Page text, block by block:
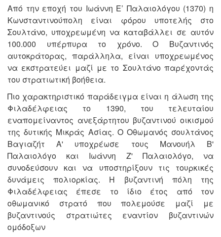
Από την εποχή του Ιωάννη Ε’ Παλαιολόγου (1370) η
Κωνσταντινούπολη είναι φόρου υποτελής στο
Σουλτάνο, υποχρεωμένη να καταβάλλει σε αυτόν
100.000 υπέρπυρα το χρόνο. Ο Βυζαντινός
αυτοκράτορας, παράλληλα, είναι υποχρεωμένος
να εκστρατεύει μαζί με το Σουλτάνο παρέχοντάς
του στρατιωτική βοήθεια.
Πιο χαρακτηριστικό παράδειγμα είναι η άλωση της
Φιλαδέλφειας το 1390, του τελευταίου
εναπομείναντος ανεξάρτητου βυζαντινού οικισμού
της δυτικής Μικράς Ασίας. Ο Οθωμανός σουλτάνος
Βαγιαζήτ Α' υποχρέωσε τους Μανουήλ Β'
Παλαιολόγο και Ιωάννη Ζ' Παλαιολόγο, να
συνοδεύσουν και να υποστηρίξουν τις τουρκικές
δυνάμεις πολιορκίας. Η βυζαντινή πόλη της
Φιλαδέλφειας έπεσε το ίδιο έτος από τον
οθωμανικό στρατό που πολεμούσε μαζί με
βυζαντινούς στρατιώτες εναντίον βυζαντινών
ομόδοξων